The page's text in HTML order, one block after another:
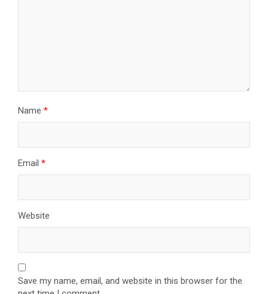
Name *
Email *
Website
Save my name, email, and website in this browser for the